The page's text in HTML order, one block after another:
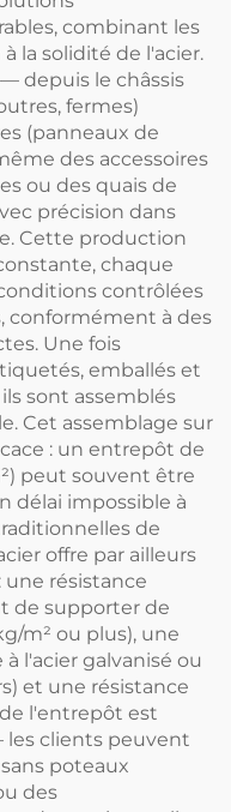
combinant les
la solidité de l'acier.
depuis le châssis
fermes)
(panneaux de
des accessoires
ou des quais de
précision dans
Cette production
chaque
contrôlées
conformément à des
Une fois
emballés et
sont assemblés
Cet assemblage sur
: un entrepôt de
peut souvent être
délai impossible à
de
offre par ailleurs
résistance
de supporter de
m² ou plus), une
à l'acier galvanisé ou
et une résistance
l'entrepôt est
clients peuvent
poteaux
des